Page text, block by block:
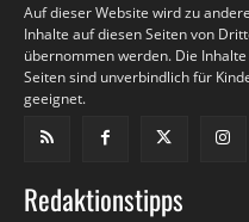
Auf dieser Website wird zu
Inhalte auf diesen Seiten von
übernommen werden. Die
Seiten sind unverbindlich für
geeignet.
Redaktionstipps